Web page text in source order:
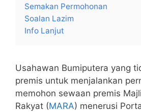
Semakan Permohonan
Soalan Lazim
Info Lanjut
Usahawan Bumiputera yang
premis untuk menjalankan
memohon sewaan premis
Rakyat (MARA) menerusi